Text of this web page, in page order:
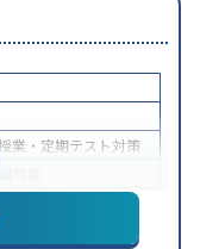
授業・定期テスト対策
可能